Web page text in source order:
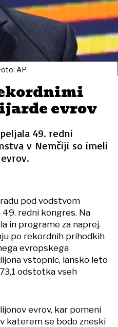
AP
evrov
49. redni
v Nemčiji so imeli
pod vodstvom
redni kongres. Na
in programe za naprej.
po rekordnih prihodkih
evropskega
vstopnic, lansko leto
odstotka vseh
evrov, kar pomeni
katerem se bodo zneski